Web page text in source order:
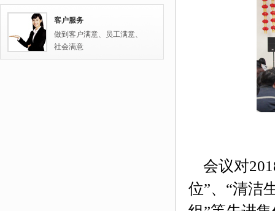
客户服务
做到客户满意、员工满意、
社会满意
会议对
位”、“清洁